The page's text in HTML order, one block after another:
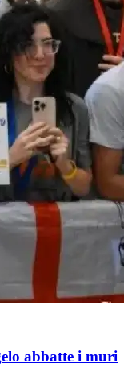
abbatte i muri